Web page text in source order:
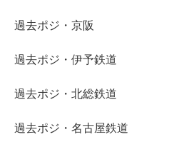
過去ポジ・京阪
過去ポジ・伊予鉄道
過去ポジ・北総鉄道
過去ポジ・名古屋鉄道